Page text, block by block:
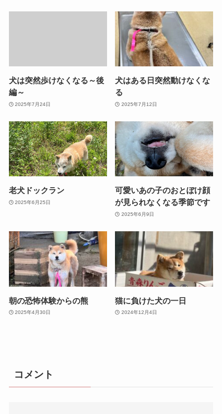
犬は突然歩けなくなる～後
編～
2025年7月24日
犬はある日突然動けなくな
る
2025年7月12日
老犬ドックラン
2025年6月25日
可愛いあの子のおとぼけ顔
が見られなくなる季節です
2025年6月9日
朝の恐怖体験からの熊
2025年4月30日
猫に負けた犬の一日
2024年12月4日
コメント